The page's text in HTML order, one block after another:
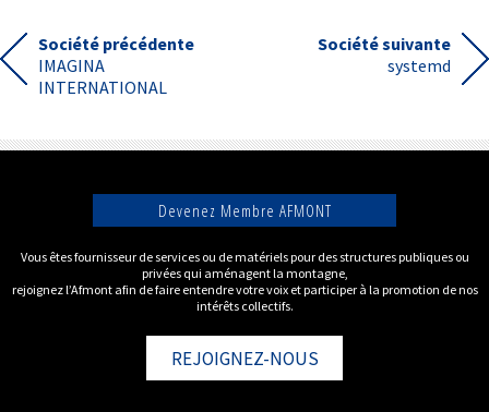
Société précédente
IMAGINA
INTERNATIONAL
Société suivante
systemd
Devenez Membre AFMONT
Vous êtes fournisseur de services ou de matériels pour des structures publiques ou
privées qui aménagent la montagne,
rejoignez l’Afmont afin de faire entendre votre voix et participer à la promotion de nos
intérêts collectifs.
REJOIGNEZ-NOUS